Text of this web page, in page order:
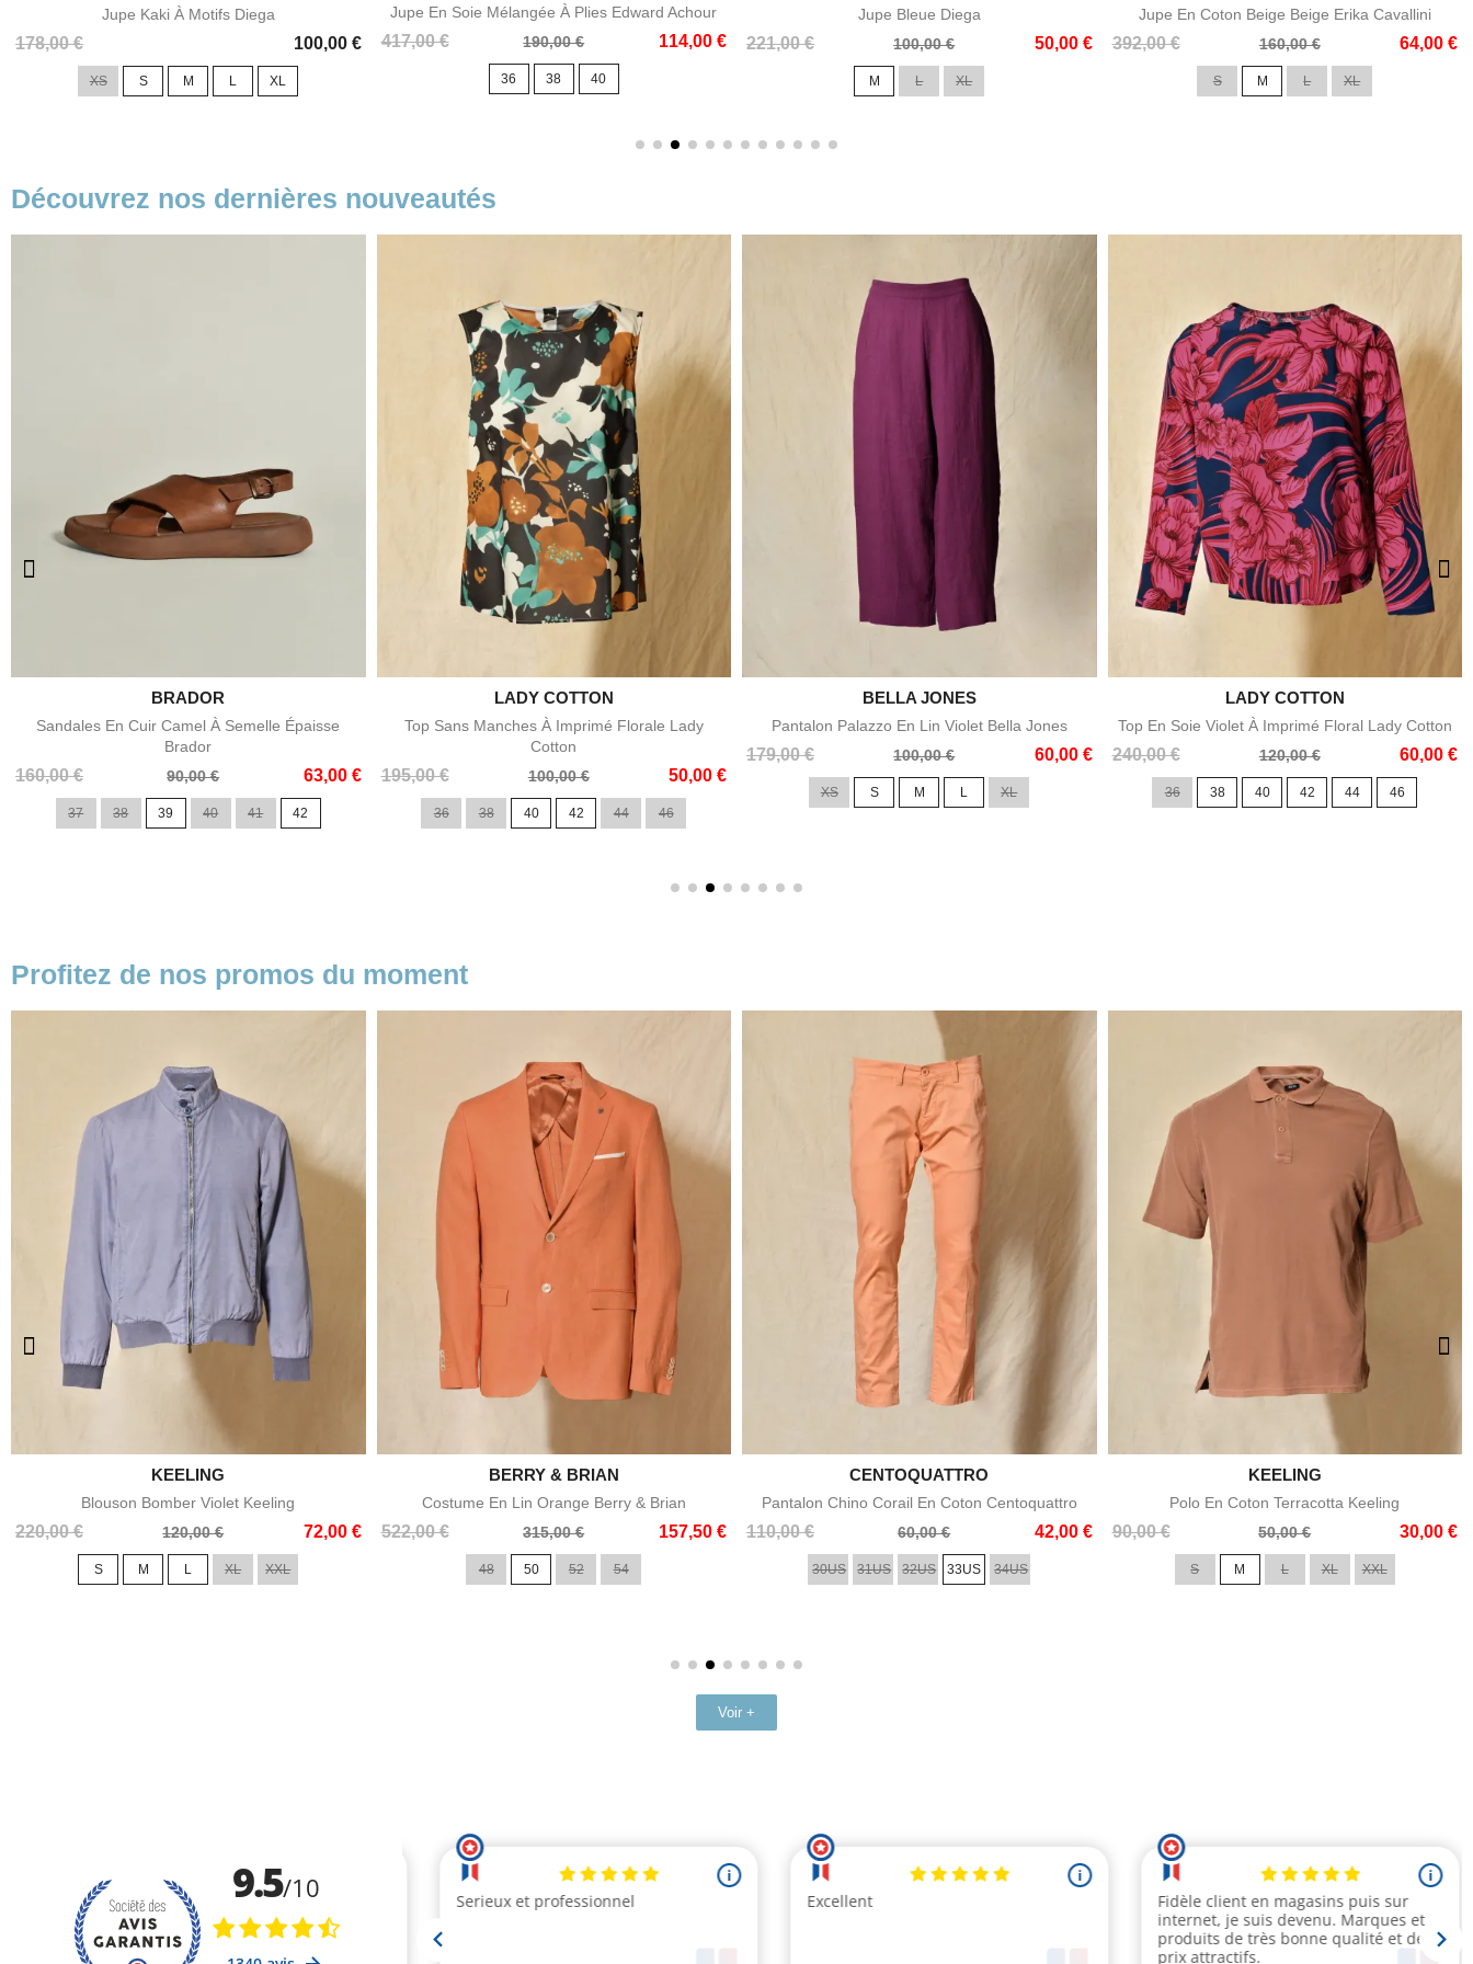
Jupe Kaki À Motifs Diega
178,00 € 100,00 €
Prix
XS S M L XL
Jupe En Soie Mélangée À Plies Edward Achour
417,00 €
Prix
190,00 € 114,00 €
Prix
36 38 40
Jupe Bleue Diega
221,00 €
Prix
100,00 € 50,00 €
Prix
M L XL
Jupe En Coton Beige Beige Erika Cavallini
392,00 €
Prix
160,00 € 64,00 €
Prix
S M L XL
Découvrez nos dernières nouveautés
Aperçu rapide
BRADOR
Sandales En Cuir Camel À Semelle Épaisse
Brador
160,00 €
Prix
90,00 € 63,00 €
Prix
37 38 39 40 41 42
Aperçu rapide
LADY COTTON
Top Sans Manches À Imprimé Florale Lady
Cotton
195,00 €
Prix
100,00 € 50,00 €
Prix
36 38 40 42 44 46
Aperçu rapide
BELLA JONES
Pantalon Palazzo En Lin Violet Bella Jones
179,00 €
Prix
100,00 € 60,00 €
Prix
XS S M L XL
Aperçu rapide
LADY COTTON
Top En Soie Violet À Imprimé Floral Lady Cotton
240,00 €
Prix
120,00 € 60,00 €
Prix
36 38 40 42 44 46
Profitez de nos promos du moment
Aperçu rapide
KEELING
Blouson Bomber Violet Keeling
220,00 €
Prix
120,00 € 72,00 €
Prix
S M L XL XXL
Aperçu rapide
BERRY & BRIAN
Costume En Lin Orange Berry & Brian
522,00 €
Prix
315,00 € 157,50 €
Prix
48 50 52 54
Aperçu rapide
CENTOQUATTRO
Pantalon Chino Corail En Coton Centoquattro
110,00 €
Prix
60,00 € 42,00 €
Prix
30US 31US 32US 33US 34US
Aperçu rapide
KEELING
Polo En Coton Terracotta Keeling
90,00 €
Prix
50,00 € 30,00 €
Prix
S M L XL XXL
Voir +